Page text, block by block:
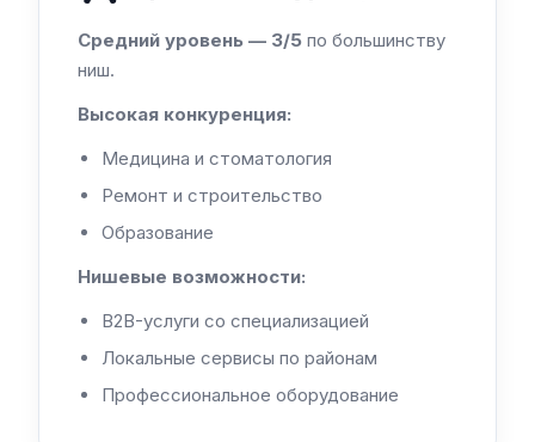
Средний уровень — 3/5 по большинству
ниш.
Высокая конкуренция:
Медицина и стоматология
Ремонт и строительство
Образование
Нишевые возможности:
B2B-услуги со специализацией
Локальные сервисы по районам
Профессиональное оборудование